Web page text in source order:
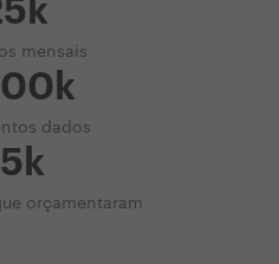
mensais
dados
orçamentaram